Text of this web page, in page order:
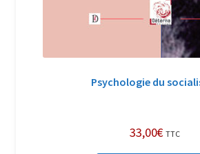
Psychologie du
33,00€ TTC